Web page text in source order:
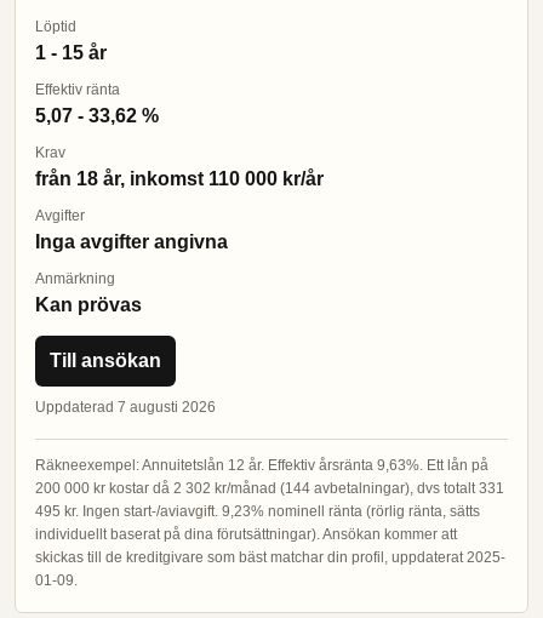
Löptid
1 - 15 år
Effektiv ränta
5,07 - 33,62 %
Krav
från 18 år, inkomst 110 000 kr/år
Avgifter
Inga avgifter angivna
Anmärkning
Kan prövas
Till ansökan
Uppdaterad 7 augusti 2026
Räkneexempel: Annuitetslån 12 år. Effektiv årsränta 9,63%. Ett lån på
200 000 kr kostar då 2 302 kr/månad (144 avbetalningar), dvs totalt 331
495 kr. Ingen start-/aviavgift. 9,23% nominell ränta (rörlig ränta, sätts
individuellt baserat på dina förutsättningar). Ansökan kommer att
skickas till de kreditgivare som bäst matchar din profil, uppdaterat 2025-
01-09.